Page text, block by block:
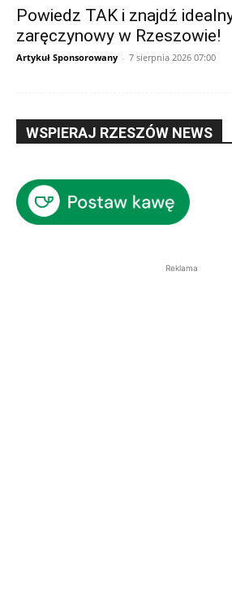
Powiedz TAK i znajdź
zaręczynowy w Rzeszowie!
Artykuł Sponsorowany - 7 sierpnia 2026 07:00
WSPIERAJ RZESZÓW NEWS
Reklama